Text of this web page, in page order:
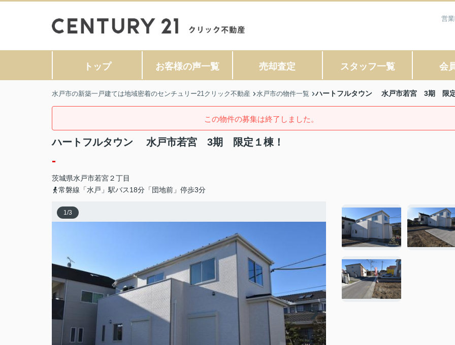
営
トップ お客様の声一覧 売却査定 スタッフ一覧 会
水戸市の新築一戸建ては地域密着のセンチュリー21クリック不動産 水戸市の物件一覧 ハートフルタウン 水戸市若宮 3期 限定
この物件の募集は終了しました。
ハートフルタウン 水戸市若宮 3期 限定１棟！
-
茨城県水戸市若宮２丁目
常磐線「水戸」駅バス18分「団地前」停歩3分
1/3